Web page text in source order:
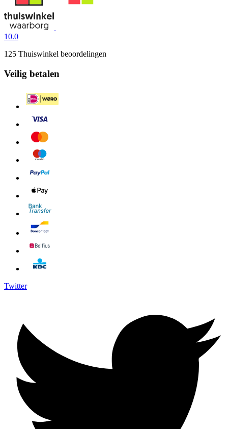
10.0
125 Thuiswinkel beoordelingen
Veilig betalen
Twitter